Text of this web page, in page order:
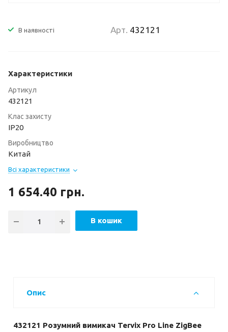
В наявності Арт. 432121
Характеристики
Артикул
432121
Клас захисту
ІР20
Виробництво
Китай
Всі характеристики
1 654.40 грн.
В кошик
Опис
432121 Розумний вимикач Tervix Pro Line ZigBee